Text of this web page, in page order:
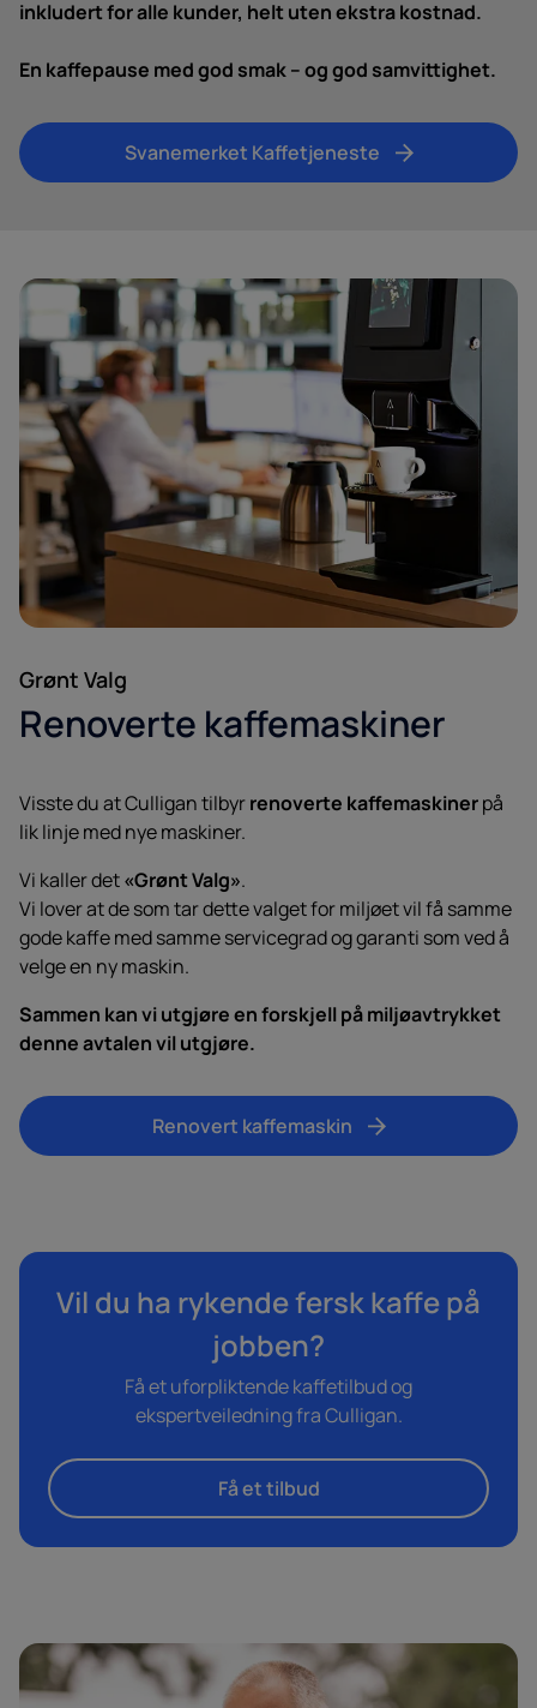
inkludert for alle kunder, helt uten ekstra kostnad.
En kaffepause med god smak – og god samvittighet.
Svanemerket Kaffetjeneste
Grønt Valg
Renoverte kaffemaskiner
Visste du at Culligan tilbyrrenoverte kaffemaskinerpå
lik linje med nye maskiner.
Vi kaller det«Grønt Valg».
Vi lover at de som tar dette valget for miljøet vil få samme
gode kaffe med samme servicegrad og garanti som ved å
velge en ny maskin.
Sammen kan vi utgjøre en forskjell på miljøavtrykket
denne avtalen vil utgjøre.
Renovert kaffemaskin
Vil du ha rykende fersk kaffe på
jobben?
Få et uforpliktende kaffetilbud og
ekspertveiledning fra Culligan.
Få et tilbud